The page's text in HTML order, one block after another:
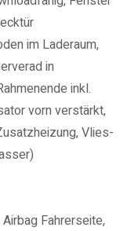
im Laderaum,
in
inkl.
vorn verstärkt,
Vlies-
Fahrerseite,